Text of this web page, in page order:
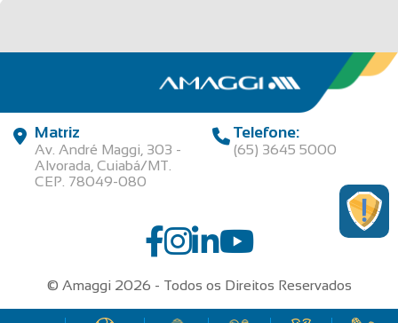
Matriz
Av. André Maggi, 303 -
Alvorada, Cuiabá/MT.
CEP. 78049-080
Telefone:
(65) 3645 5000
© Amaggi 2026 - Todos os Direitos Reservados